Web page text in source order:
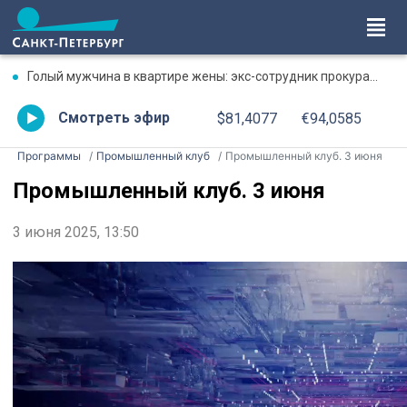
Голый мужчина в квартире жены: экс-сотрудник прокуратуры рассказал, почему совершил убийство
Смотреть эфир $81,4077 €94,0585
Программы Промышленный клуб Промышленный клуб. 3 июня
Промышленный клуб. 3 июня
3 июня 2025, 13:50